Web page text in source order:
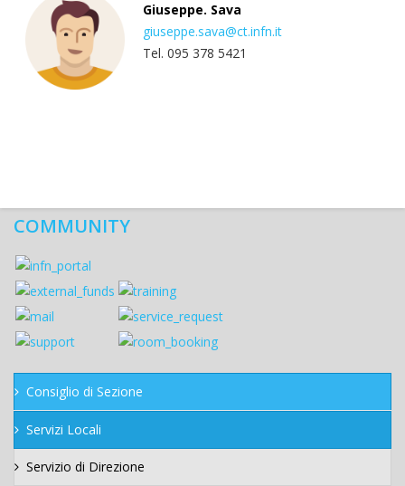
Giuseppe. Sava
giuseppe.sava@ct.infn.it
Tel. 095 378 5421
COMMUNITY
Consiglio di Sezione
Servizi Locali
Servizio di Direzione